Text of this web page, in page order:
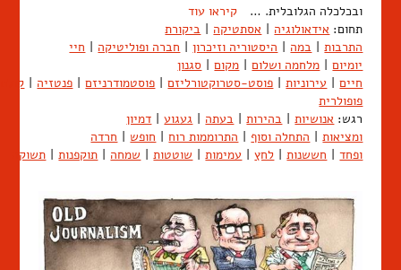
ובכלכלה הגלובלית. … קיראו עוד
תחום: אידאולוגיה | אסתטיקה | ביקורת
התרבות | במה | היסטוריה וזיכרון | חברה ופוליטיקה | חיי
יומיום | מלחמה ושלום | מקום | סגנון
חיים | עירוניות | פוסט-סטרוקטורליזם | פוסטמודרניזם | פנטזיה |
פופולרית
רגש: אנושיות | בהירות | בעתה | געגוע | דמיון
ומציאות | התחלה וסוף | התרוממות רוח | חופש | חרדה
ופחד | חששנות | לחץ | עמימות | שוטטות | שמחה | תוקפנות | תשוקה